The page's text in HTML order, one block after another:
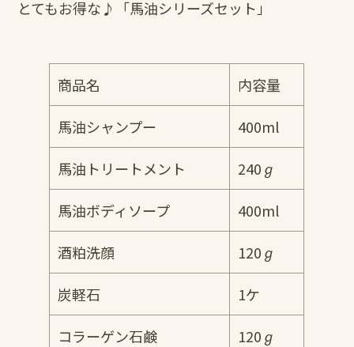
とてもお得な♪「馬油シリーズセット」
商品名 内容量
馬油シャンプー 400ml
馬油トリートメント 240ℊ
馬油ボディソープ 400ml
酒粕洗顔 120ℊ
炭軽石 1ケ
コラーゲン石鹸 120ℊ